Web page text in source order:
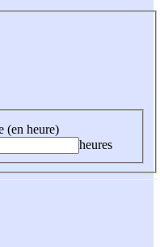
(en heure)
heures